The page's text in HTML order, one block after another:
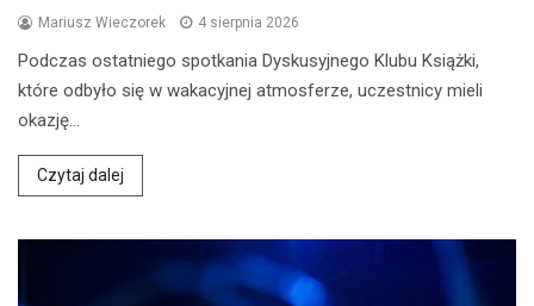
Mariusz Wieczorek 4 sierpnia 2026
Podczas ostatniego spotkania Dyskusyjnego Klubu Książki,
które odbyło się w wakacyjnej atmosferze, uczestnicy mieli
okazję…
Czytaj dalej